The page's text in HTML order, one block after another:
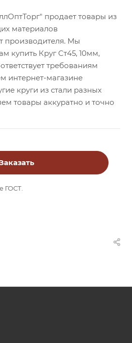
продает товары из
материалов
производителя. Мы
купить Круг Ст45, 10мм,
требованиям
интернет-магазине
круги из стали разных
товары аккуратно и точно
ГОСТ.